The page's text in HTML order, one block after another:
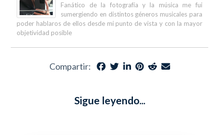
Fanático de la fotografía y la música me fui
sumergiendo en distintos géneros musicales para
poder hablaros de ellos desde mi punto de vista y con la mayor
objetividad posible
Compartir:
Sigue leyendo...